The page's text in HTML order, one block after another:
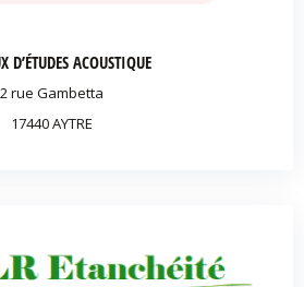
D’ÉTUDES ACOUSTIQUE
2 rue Gambetta
17440 AYTRE